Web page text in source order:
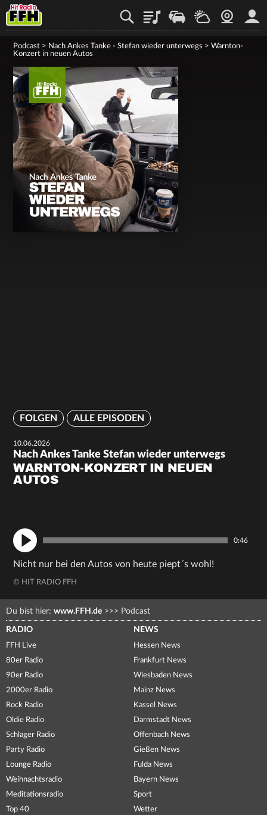
PlaylistStaupilotWetterWebcam
Podcast > Nach Ankes Tanke - Stefan wieder unterwegs > Warnton-
Konzert in neuen Autos
FOLGEN ALLE EPISODEN
10.06.2026
Nach Ankes Tanke Stefan wieder unterwegs
WARNTON-KONZERT IN NEUEN
AUTOS
0:46
Nicht nur bei den Autos von heute piept´s wohl!
© HIT RADIO FFH
Du bist hier: www.FFH.de >>> Podcast
RADIO
FFH Live
80er Radio
90er Radio
2000er Radio
Rock Radio
Oldie Radio
Schlager Radio
Party Radio
Lounge Radio
Weihnachtsradio
Meditationsradio
Top 40
NEWS
Hessen News
Frankfurt News
Wiesbaden News
Mainz News
Kassel News
Darmstadt News
Offenbach News
Gießen News
Fulda News
Bayern News
Sport
Wetter